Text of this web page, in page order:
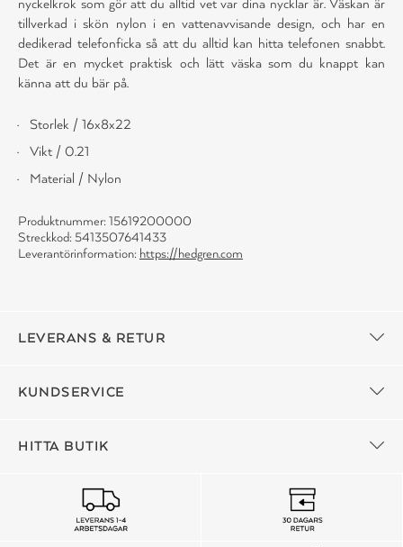
nyckelkrok som gör att du alltid vet var dina nycklar är. Väskan är
tillverkad i skön nylon i en vattenavvisande design, och har en
dedikerad telefonficka så att du alltid kan hitta telefonen snabbt.
Det är en mycket praktisk och lätt väska som du knappt kan
känna att du bär på.
Storlek / 16x8x22
Vikt / 0.21
Material / Nylon
Produktnummer: 15619200000
Streckkod: 5413507641433
Leverantörinformation: https://hedgren.com
LEVERANS & RETUR
KUNDSERVICE
HITTA BUTIK